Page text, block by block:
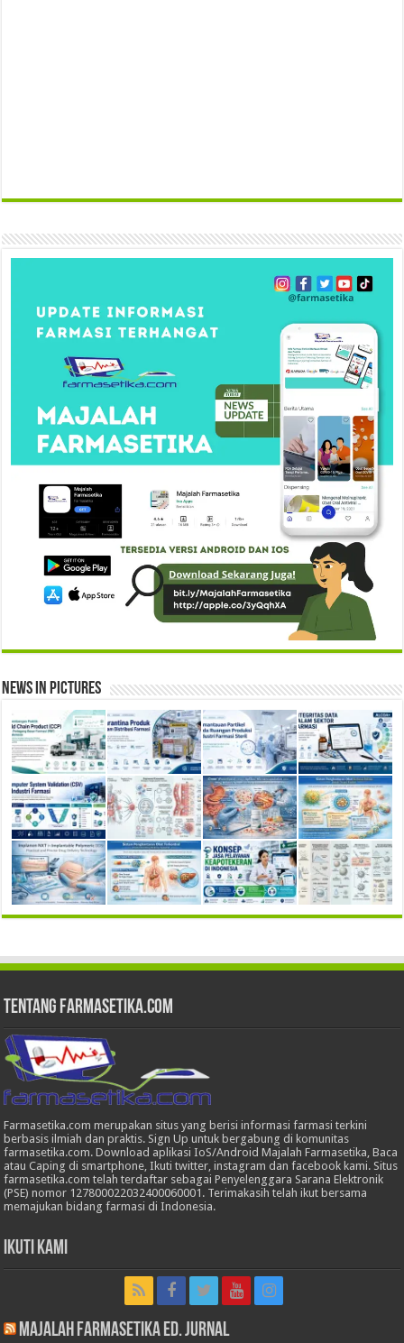
News in Pictures
Tentang Farmasetika.com
Farmasetika.com merupakan situs yang berisi informasi farmasi terkini
berbasis ilmiah dan praktis. Sign Up untuk bergabung di komunitas
farmasetika.com. Download aplikasi IoS/Android Majalah Farmasetika, Baca
atau Caping di smartphone, Ikuti twitter, instagram dan facebook kami. Situs
farmasetika.com telah terdaftar sebagai Penyelenggara Sarana Elektronik
(PSE) nomor 127800022032400060001. Terimakasih telah ikut bersama
memajukan bidang farmasi di Indonesia.
Ikuti Kami
Majalah Farmasetika Ed. Jurnal